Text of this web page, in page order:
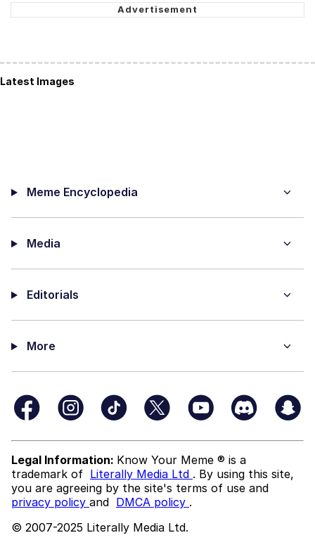
Latest Images
Meme Encyclopedia
Media
Editorials
More
Legal Information: Know Your Meme ® is a
trademark of Literally Media Ltd . By using this site,
you are agreeing by the site's terms of use and
privacy policy and DMCA policy .
© 2007-2025 Literally Media Ltd.